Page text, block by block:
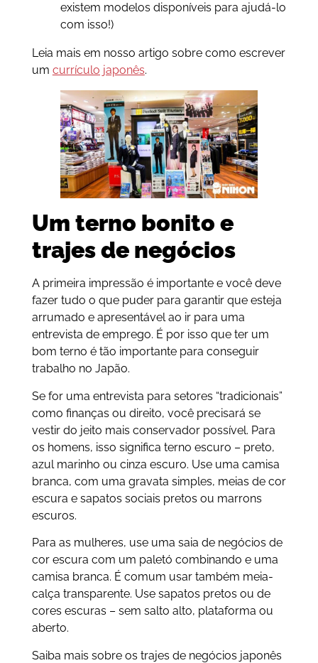
existem modelos disponíveis para ajudá-lo
com isso!)
Leia mais em nosso artigo sobre como escrever
um currículo japonês.
Um terno bonito e
trajes de negócios
A primeira impressão é importante e você deve
fazer tudo o que puder para garantir que esteja
arrumado e apresentável ao ir para uma
entrevista de emprego. É por isso que ter um
bom terno é tão importante para conseguir
trabalho no Japão.
Se for uma entrevista para setores “tradicionais”
como finanças ou direito, você precisará se
vestir do jeito mais conservador possível. Para
os homens, isso significa terno escuro – preto,
azul marinho ou cinza escuro. Use uma camisa
branca, com uma gravata simples, meias de cor
escura e sapatos sociais pretos ou marrons
escuros.
Para as mulheres, use uma saia de negócios de
cor escura com um paletó combinando e uma
camisa branca. É comum usar também meia-
calça transparente. Use sapatos pretos ou de
cores escuras – sem salto alto, plataforma ou
aberto.
Saiba mais sobre os trajes de negócios japonês